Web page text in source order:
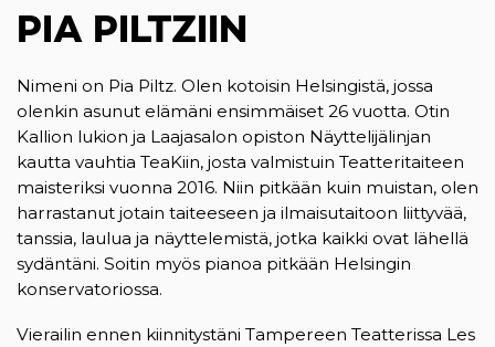
PIA PILTZIIN
Nimeni on Pia Piltz. Olen kotoisin Helsingistä, jossa
olenkin asunut elämäni ensimmäiset 26 vuotta. Otin
Kallion lukion ja Laajasalon opiston Näyttelijälinjan
kautta vauhtia TeaKiin, josta valmistuin Teatteritaiteen
maisteriksi vuonna 2016. Niin pitkään kuin muistan, olen
harrastanut jotain taiteeseen ja ilmaisutaitoon liittyvää,
tanssia, laulua ja näyttelemistä, jotka kaikki ovat lähellä
sydäntäni. Soitin myös pianoa pitkään Helsingin
konservatoriossa.
Vierailin ennen kiinnitystäni Tampereen Teatterissa Les